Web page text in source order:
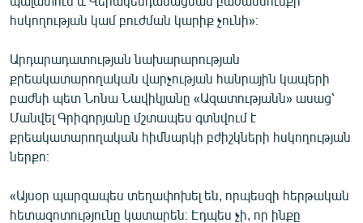
հսկողության կամ բուժման կարիք չունի»։
Արդարադատության նախարարության
քրեակատարողական վարչության հանրային կապերի
բաժնի պետ Նոնա Նավիկյանը «Ազատությանն» ասաց՝
Մանվել Գրիգորյանը մշտապես գտնվում է
քրեակատարողական հիմնարկի բժիշկների հսկողության
ներքո։
«Այսօր պարզապես տեղափոխել են, որպեսզի հերթական
հետազոտությունը կատարեն։ Էդպես չի, որ ինքը